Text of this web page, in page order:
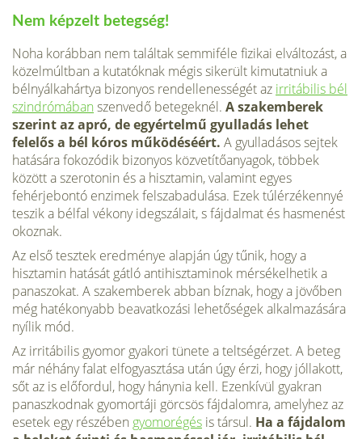
Nem képzelt betegség!
Noha korábban nem találtak semmiféle fizikai elváltozást, a
közelmúlt­ban a kutatóknak mégis sikerült kimutatniuk a
bélnyálkahártya bizonyos rendellenességét az irritábilis bél
szindrómában szenvedő betegeknél. A szakemberek
szerint az apró, de egyértelmű gyulladás lehet
felelős a bél kóros működéséért. A gyulladásos sejtek
hatására fokozódik bizo­nyos közvetítőanyagok, többek
között a szerotonin és a hisztamin, vala­mint egyes
fehérjebontó enzimek felszabadulása. Ezek túlérzékennyé
teszik a bélfal vékony idegszálait, s fájdalmat és hasmenést
okoznak.
Az első tesztek eredménye alapján úgy tűnik, hogy a
hisztamin hatá­sát gátló antihisztaminok mérsékelhetik a
panaszokat. A szakemberek abban bíznak, hogy a jövőben
még hatékonyabb beavatkozási lehetősé­gek alkalmazására
nyílik mód.
Az irritábilis gyomor gyakori tünete a teltségérzet. A beteg
már néhány falat elfogyasztása után úgy érzi, hogy jóllakott,
sőt az is előfordul, hogy hánynia kell. Ezenkívül gyakran
panaszkodnak gyomortáji görcsös fájda­lomra, amelyhez az
esetek egy részében gyomorégés is társul. Ha a fájda­lom